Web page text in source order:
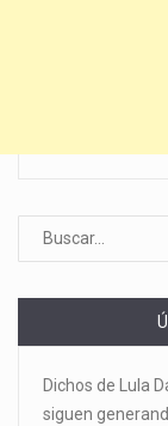
Dichos de Lula
siguen